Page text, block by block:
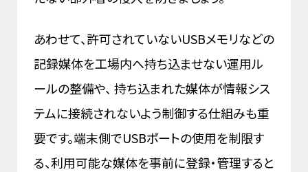
あわせて、許可されていないUSBメモリなどの
記録媒体を工場内へ持ち込ませない運用ル
ールの整備や、 持ち込まれた媒体が情報シス
テムに接続されないよう制御する仕組みも重
要です。端末側でUSBポートの使用を制限す
る、利用可能な媒体を事前に登録・管理すると